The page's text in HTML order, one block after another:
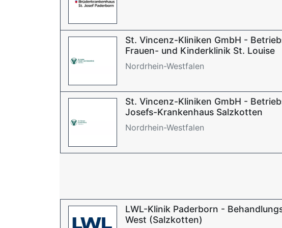
St. Vincenz-Kliniken GmbH -
Frauen- und Kinderklinik St. Louise
Nordrhein-Westfalen
St. Vincenz-Kliniken GmbH -
Josefs-Krankenhaus Salzkotten
Nordrhein-Westfalen
LWL-Klinik Paderborn -
West (Salzkotten)